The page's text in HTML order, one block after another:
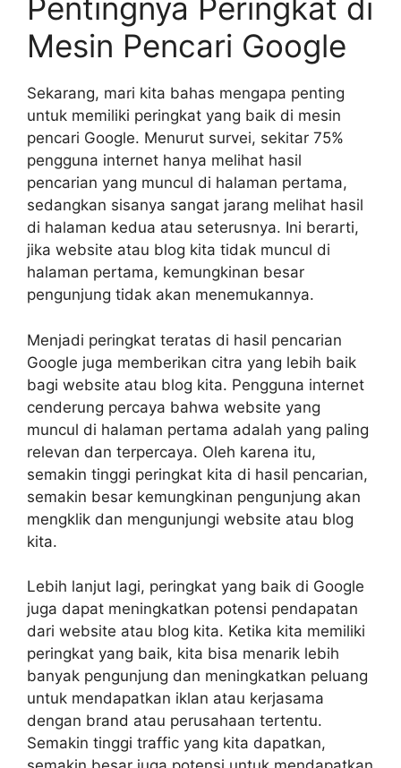
Pentingnya Peringkat di
Mesin Pencari Google
Sekarang, mari kita bahas mengapa penting
untuk memiliki peringkat yang baik di mesin
pencari Google. Menurut survei, sekitar 75%
pengguna internet hanya melihat hasil
pencarian yang muncul di halaman pertama,
sedangkan sisanya sangat jarang melihat hasil
di halaman kedua atau seterusnya. Ini berarti,
jika website atau blog kita tidak muncul di
halaman pertama, kemungkinan besar
pengunjung tidak akan menemukannya.
Menjadi peringkat teratas di hasil pencarian
Google juga memberikan citra yang lebih baik
bagi website atau blog kita. Pengguna internet
cenderung percaya bahwa website yang
muncul di halaman pertama adalah yang paling
relevan dan terpercaya. Oleh karena itu,
semakin tinggi peringkat kita di hasil pencarian,
semakin besar kemungkinan pengunjung akan
mengklik dan mengunjungi website atau blog
kita.
Lebih lanjut lagi, peringkat yang baik di Google
juga dapat meningkatkan potensi pendapatan
dari website atau blog kita. Ketika kita memiliki
peringkat yang baik, kita bisa menarik lebih
banyak pengunjung dan meningkatkan peluang
untuk mendapatkan iklan atau kerjasama
dengan brand atau perusahaan tertentu.
Semakin tinggi traffic yang kita dapatkan,